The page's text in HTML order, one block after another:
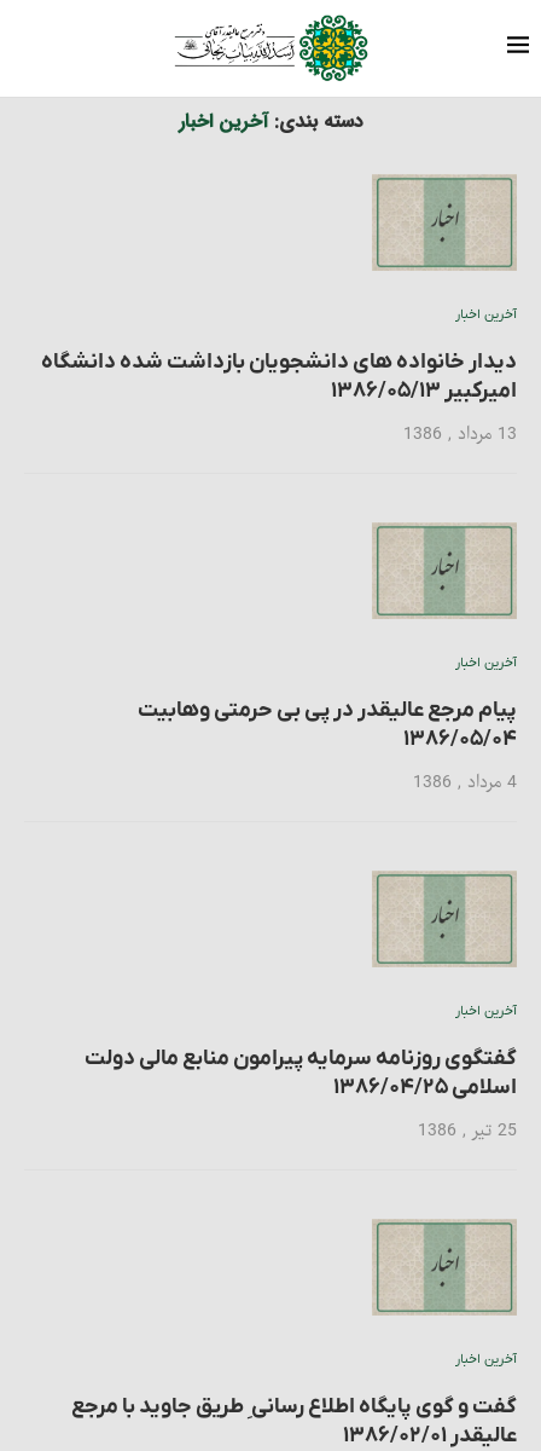
مرجعیت در رسانه ها آخرین اخبار
دسته بندی: آخرین اخبار
آخرین اخبار
دیدار خانواده های دانشجویان بازداشت شده دانشگاه
امیرکبیر ۱۳۸۶/۰۵/۱۳
13 مرداد , 1386
آخرین اخبار
پیام مرجع عالیقدر در پی بی حرمتی وهابیت
۱۳۸۶/۰۵/۰۴
4 مرداد , 1386
آخرین اخبار
گفتگوی روزنامه سرمایه پیرامون منابع مالی دولت
اسلامی ۱۳۸۶/۰۴/۲۵
25 تیر , 1386
آخرین اخبار
گفت و گوی پایگاه اطلاع رسانی ِ طریق جاوید با مرجع
عالیقدر ۱۳۸۶/۰۲/۰۱